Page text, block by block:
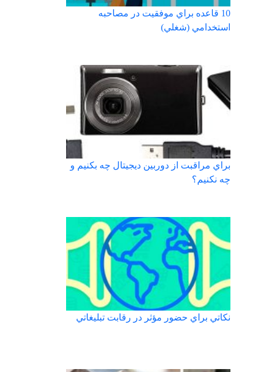
10 قاعده براي موفقيت در مصاحبه
استخدامي (شغلي)
براي مراقبت از دوربين ديجيتال چه بكنيم و
چه نكنيم؟
نكاتي براي حضور مؤثر در رقابت تبليغاتي